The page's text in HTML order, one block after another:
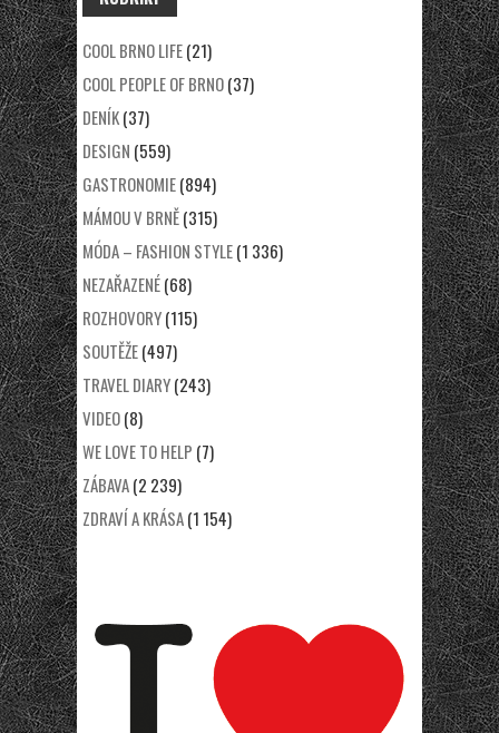
COOL BRNO LIFE(21)
COOL PEOPLE OF BRNO(37)
DENÍK(37)
DESIGN (559)
GASTRONOMIE(894)
MÁMOU V BRNĚ(315)
MÓDA – FASHION STYLE(1 336)
NEZAŘAZENÉ(68)
ROZHOVORY(115)
SOUTĚŽE(497)
TRAVEL DIARY(243)
VIDEO(8)
WE LOVE TO HELP (7)
ZÁBAVA(2 239)
ZDRAVÍ A KRÁSA(1 154)